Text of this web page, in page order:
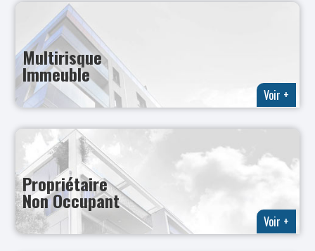
Multirisque
Immeuble
Voir +
Propriétaire
Non Occupant
Voir +